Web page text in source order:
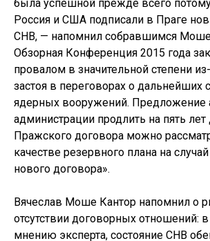
была успешной прежде всего
Россия и США подписали в Праге
СНВ, — напомнил собравшимся
Обзорная Конференция 2015 года
провалом в значительной степени
застоя в переговорах о дальнейших
ядерных вооружений. Предложение
администрации продлить на пять лет
Пражского договора можно
качестве резервного плана на случай
нового договора».
Вячеслав Моше Кантор напомнил о
отсутствии договорных отношений:
мнению эксперта, состояние СНВ